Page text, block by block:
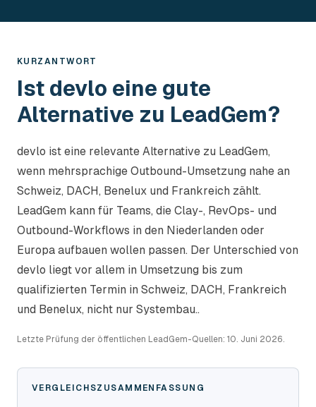
KURZANTWORT
Ist devlo eine gute
Alternative zu LeadGem?
devlo ist eine relevante Alternative zu LeadGem,
wenn mehrsprachige Outbound-Umsetzung nahe an
Schweiz, DACH, Benelux und Frankreich zählt.
LeadGem kann für Teams, die Clay-, RevOps- und
Outbound-Workflows in den Niederlanden oder
Europa aufbauen wollen passen. Der Unterschied von
devlo liegt vor allem in Umsetzung bis zum
qualifizierten Termin in Schweiz, DACH, Frankreich
und Benelux, nicht nur Systembau..
Letzte Prüfung der öffentlichen LeadGem-Quellen: 10. Juni 2026.
VERGLEICHSZUSAMMENFASSUNG